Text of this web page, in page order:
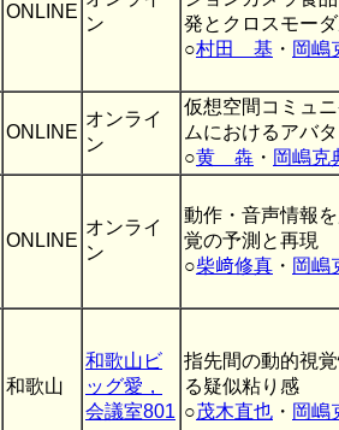
ONLINE
ン
発とクロスモー
○村田 基 ・ 岡嶋
ONLINE
オンライ
ン
仮想空間コミュ
ムにおけるアバ
○黄 犇 ・ 岡嶋克
ONLINE
オンライ
ン
動作・音声情報
覚の予測と再現
○柴﨑修真 ・ 岡嶋
和歌山
和歌山ビ
ッグ愛，
会議室801
指先間の動的視
る疑似粘り感
○茂木直也 ・ 岡嶋